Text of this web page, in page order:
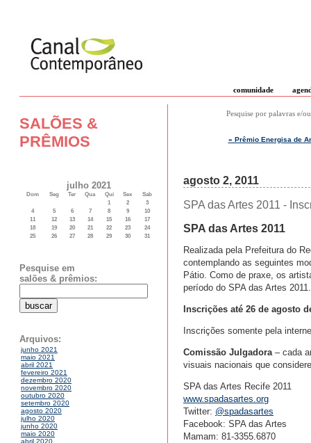
comunidade
SALÕES &
PRÊMIOS
julho 2021
Dom Seg Ter Qua Qui Sex
Sab
1
2
3
4
5 6 7 8 9
10
11
12 13 14 15 16
17
18
19 20 21 22 23
24
25
26 27 28 29 30 31
Pesquise em
salões & prêmios:
Arquivos:
junho 2021
maio 2021
abril 2021
fevereiro 2021
dezembro 2020
novembro 2020
outubro 2020
setembro 2020
agosto 2020
julho 2020
junho 2020
maio 2020
Pesquise por palavras e/
« Prêmio Energisa de
agosto 2, 2011
SPA das Artes 2011 -
SPA das Artes 2011
Realizada pela Prefeitura do
contemplando as seguintes
Pátio. Como de praxe, os
período do SPA das Artes 2011.
Inscrições até 26 de agosto
Inscrições somente pela
Comissão Julgadora– cada
visuais nacionais que
SPA das Artes Recife 2011
www.spadasartes.org
Twitter: @spadasartes
Facebook: SPA das Artes
Mamam: 81-3355.6870